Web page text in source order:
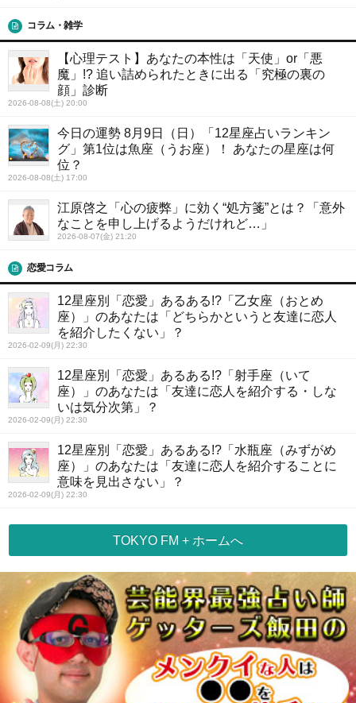
コラム・雑学
【心理テスト】あなたの本性は「天使」or「悪
魔」!? 追い詰められたときに出る「究極の裏の
顔」診断
2026-08-08(土) 20:00
今日の運勢 8月9日（日）「12星座占いランキン
グ」第1位は魚座（うお座）！ あなたの星座は何
位？
2026-08-08(土) 17:00
江原啓之「心の疲弊」に効く“処方箋”とは？「意外
なことを申し上げるようだけれど…」
2026-08-07(金) 21:20
恋愛コラム
12星座別「恋愛」あるある!?「乙女座（おとめ
座）」のあなたは「どちらかというと友達に恋人
を紹介したくない」？
2026-02-09(月) 22:30
12星座別「恋愛」あるある!?「射手座（いて
座）」のあなたは「友達に恋人を紹介する・しな
いは気分次第」？
2026-02-09(月) 22:30
12星座別「恋愛」あるある!?「水瓶座（みずがめ
座）」のあなたは「友達に恋人を紹介することに
意味を見出さない」？
2026-02-09(月) 22:30
TOKYO FM + ホームへ